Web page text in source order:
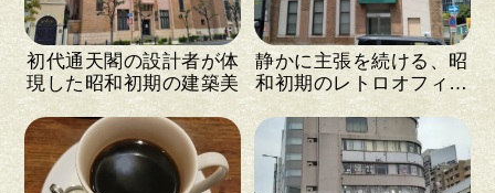
初代通天閣の設計者が体
現した昭和初期の建築美
静かに主張を続ける、昭
和初期のレトロオフィス
ビル